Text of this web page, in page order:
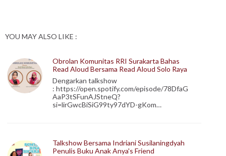
YOU MAY ALSO LIKE :
Obrolan Komunitas RRI Surakarta Bahas
Read Aloud Bersama Read Aloud Solo Raya
Dengarkan talkshow
: https://open.spotify.com/episode/78DfaG
AaP3tSFunAJStneQ?
si=lirGwcBiSiG99ty97dYD-gKom…
Talkshow Bersama Indriani Susilaningdyah
Penulis Buku Anak Anya's Friend